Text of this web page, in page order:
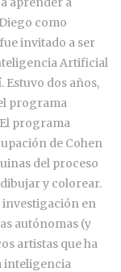
como
invitado a ser
Artificial
Estuvo dos años,
programa
programa
de Cohen
del proceso
y colorear.
investigación en
autónomas (y
artistas que ha
inteligencia